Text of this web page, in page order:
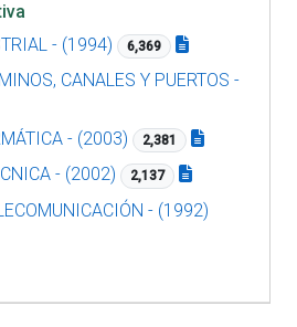
- (1994)
6,369
CANALES Y PUERTOS -
- (2003) 2,381
- (2002) 2,137
- (1992)